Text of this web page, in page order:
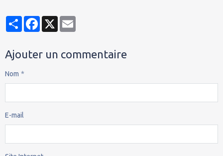
PartagerFacebook
X
Ajouter un commentaire
Nom
E-mail